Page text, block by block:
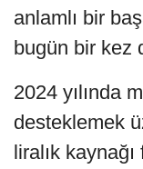
anlamlı bir
bugün bir kez
2024 yılında
desteklemek
liralık